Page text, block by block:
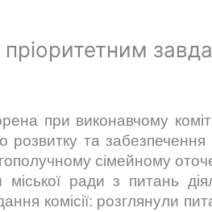
при виконавчому
та забезпечення
сімейному
ради з питань
комісії: розглянули